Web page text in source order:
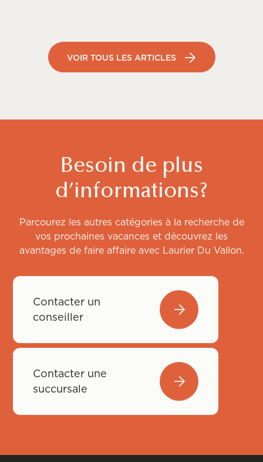
VOIR TOUS LES ARTICLES
Besoin de plus
d’informations?
Parcourez les autres catégories à la recherche de
vos prochaines vacances et découvrez les
avantages de faire affaire avec Laurier Du Vallon.
Contacter un
conseiller
Contacter une
succursale